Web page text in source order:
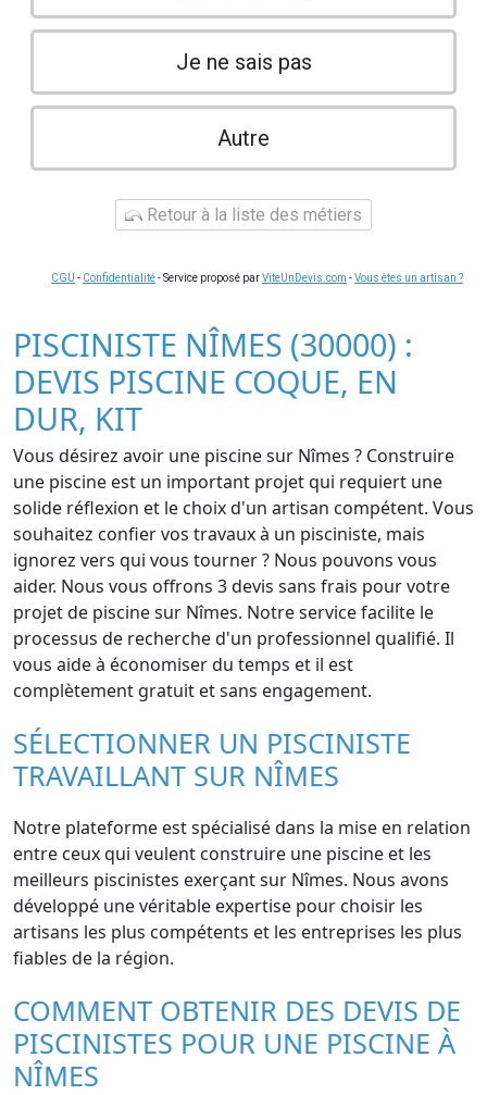
Je ne sais pas
Autre
Retour à la liste des métiers
CGU - Confidentialité- Service proposé parViteUnDevis.com -Vous êtes un artisan ?
PISCINISTE NÎMES (30000) :
DEVIS PISCINE COQUE, EN
DUR, KIT
Vous désirez avoir une piscine sur Nîmes ? Construire
une piscine est un important projet qui requiert une
solide réflexion et le choix d'un artisan compétent. Vous
souhaitez confier vos travaux à un pisciniste, mais
ignorez vers qui vous tourner ? Nous pouvons vous
aider. Nous vous offrons 3 devis sans frais pour votre
projet de piscine sur Nîmes. Notre service facilite le
processus de recherche d'un professionnel qualifié. Il
vous aide à économiser du temps et il est
complètement gratuit et sans engagement.
SÉLECTIONNER UN PISCINISTE
TRAVAILLANT SUR NÎMES
Notre plateforme est spécialisé dans la mise en relation
entre ceux qui veulent construire une piscine et les
meilleurs piscinistes exerçant sur Nîmes. Nous avons
développé une véritable expertise pour choisir les
artisans les plus compétents et les entreprises les plus
fiables de la région.
COMMENT OBTENIR DES DEVIS DE
PISCINISTES POUR UNE PISCINE À
NÎMES